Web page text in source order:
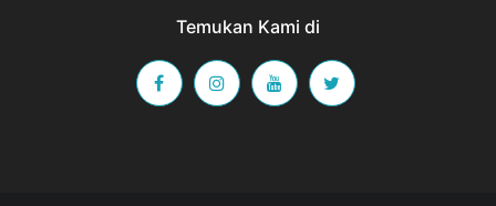
Temukan Kami di